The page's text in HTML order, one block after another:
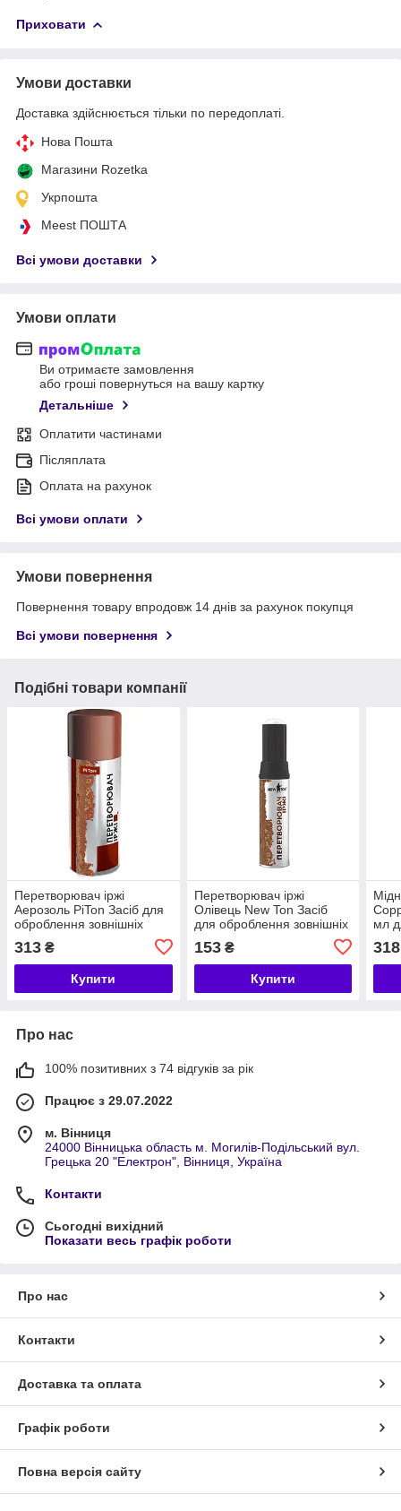
Приховати
Умови доставки
Доставка здійснюється тільки по передоплаті.
Нова Пошта
Магазини Rozetka
Укрпошта
Meest ПОШТА
Всі умови доставки
Умови оплати
Ви отримаєте замовлення
або гроші повернуться на вашу картку
Детальніше
Оплатити частинами
Післяплата
Оплата на рахунок
Всі умови оплати
Умови повернення
Повернення товару впродовж 14 днів за рахунок покупця
Всі умови повернення
Подібні товари компанії
Перетворювач іржі
Аерозоль PiTon Засіб для
оброблення зовнішніх
313 ₴
Купити
Перетворювач іржі
Олівець New Ton Засіб
для оброблення зовнішніх
153₴
Купити
мл
318
Про нас
100% позитивних з 74 відгуків за рік
Працює з 29.07.2022
м. Вінниця
24000 Вінницька область м. Могилів-Подільський вул.
Грецька 20 "Електрон", Вінниця, Україна
Контакти
Сьогодні вихідний
Показати весь графік роботи
Про нас
Контакти
Доставка та оплата
Графік роботи
Повна версія сайту